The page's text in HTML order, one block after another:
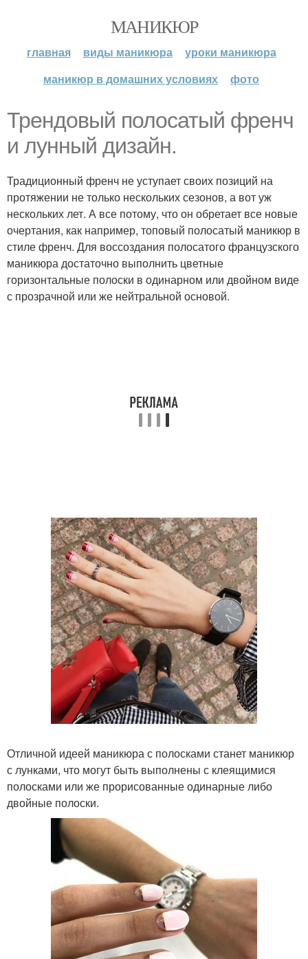
МАНИКЮР
главная виды маникюра
уроки маникюра
маникюр в домашних условиях
фото
Трендовый полосатый френч
и лунный дизайн.
Традиционный френч не уступает своих позиций на
протяжении не только нескольких сезонов, а вот уж
нескольких лет. А все потому, что он обретает все новые
очертания, как например, топовый полосатый маникюр в
стиле френч. Для воссоздания полосатого французского
маникюра достаточно выполнить цветные
горизонтальные полоски в одинарном или двойном виде
с прозрачной или же нейтральной основой.
Отличной идеей маникюра с полосками станет маникюр
с лунками, что могут быть выполнены с клеящимися
полосками или же прорисованные одинарные либо
двойные полоски.